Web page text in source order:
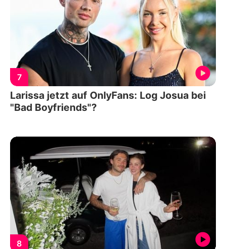
7
Larissa jetzt auf OnlyFans: Log Josua bei
"Bad Boyfriends"?
8